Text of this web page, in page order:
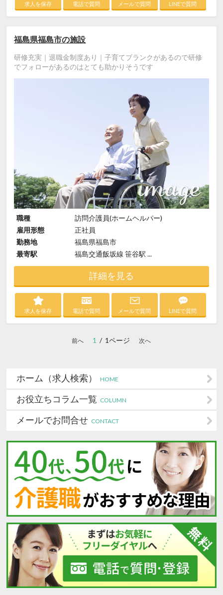
求人を保存 電話で質問 メールで質問 LINEで質問
福島県福島市の施設
研修充実｜退職金制度あり｜子育てブランクがあるので研修
でフォローがあるのはとても助かりそうです
職種
訪問介護員(ホームヘルパー)
雇用形態
正社員
勤務地
福島県福島市
最寄駅
福島交通飯坂線 笹谷駅 ...
詳細を見る
求人を保存 電話で質問 メールで質問 LINEで質問
前へ 1 / 1ページ 次へ
ホーム（求人検索）HOME
お役立ちコラム一覧 COLUMN
メールでお問合せ CONTACT